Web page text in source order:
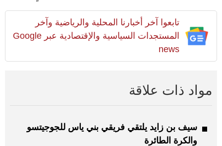
تابعوا آخر أخبارنا المحلية والرياضية وآخر
المستجدات السياسية والإقتصادية عبر Google
news
مواد ذات علاقة
سيف بن زايد يلتقي فريقي بني ياس للجوجيتسو
والكرة الطائرة